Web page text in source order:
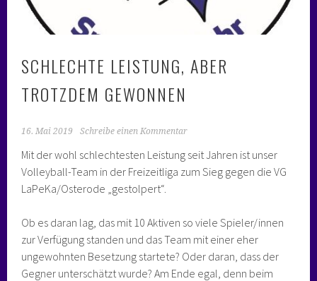
SCHLECHTE LEISTUNG, ABER
TROTZDEM GEWONNEN
16. Mai 2019 Schreibe einen Kommentar
Mit der wohl schlechtesten Leistung seit Jahren ist unser
Volleyball-Team in der Freizeitliga zum Sieg gegen die VG
LaPeKa/Osterode „gestolpert“.
Ob es daran lag, das mit 10 Aktiven so viele Spieler/innen
zur Verfügung standen und das Team mit einer eher
ungewohnten Besetzung startete? Oder daran, dass der
Gegner unterschätzt wurde? Am Ende egal, denn beim